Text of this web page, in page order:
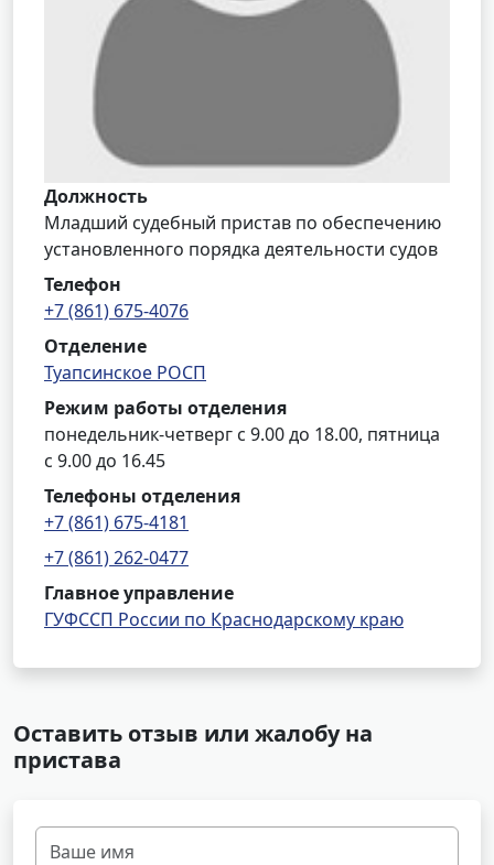
Должность
Младший судебный пристав по обеспечению
установленного порядка деятельности судов
Телефон
+7 (861) 675-4076
Отделение
Туапсинское РОСП
Режим работы отделения
понедельник-четверг с 9.00 до 18.00, пятница
с 9.00 до 16.45
Телефоны отделения
+7 (861) 675-4181
+7 (861) 262-0477
Главное управление
ГУФССП России по Краснодарскому краю
Оставить отзыв или жалобу на
пристава